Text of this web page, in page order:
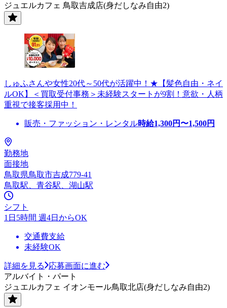
ジュエルカフェ 鳥取吉成店(身だしなみ自由2)
しゅふさんや女性20代～50代が活躍中！★【髪色自由・ネイ
ルOK】＜買取受付事務＞未経験スタートが9割！意欲・人柄
重視で接客採用中！
販売・ファッション・レンタル時給1,300円〜1,500円
勤務地
面接地
鳥取県鳥取市吉成779-41
鳥取駅、青谷駅、湖山駅
シフト
1日5時間 週4日からOK
交通費支給
未経験OK
詳細を見る
応募画面に進む
アルバイト・パート
ジュエルカフェ イオンモール鳥取北店(身だしなみ自由2)